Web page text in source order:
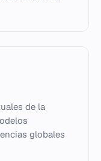
de la
globales